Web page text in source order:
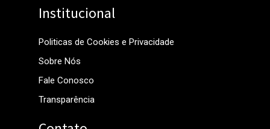
Institucional
Politicas de Cookies e Privacidade
Sobre Nós
Fale Conosco
Transparência